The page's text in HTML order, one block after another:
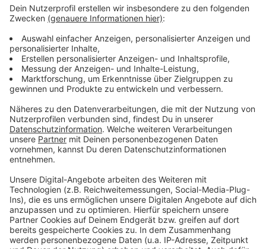
werden
Anzeige
Seit 8 Uhr können die etwa 1,2 Millionen zu Hause
lebenden Menschen über 80 sich einen Termin
machen. Die Terminvergabe geht täglich per Hotline
zwischen 8 und 22 Uhr oderhier über das Internet
(Hinweis: Die Internetseite ist aktuell überlastet.) Der
Anruf ist kostenlos: 0800/11611701. Mit längeren
Wartezeiten ist zu rechnen.
Anzeige